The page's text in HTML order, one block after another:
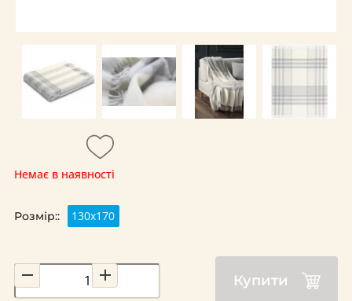
Немає в наявності
Розмір:: 130x170
Купити